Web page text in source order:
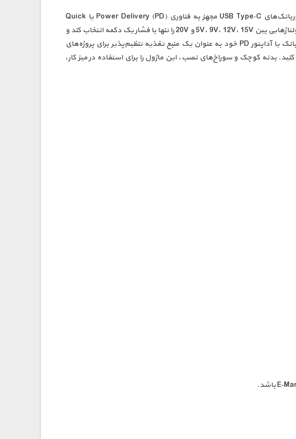
ماژول PD/QC Decoy Trigger یک ابزار کاربردی برای استخراج ولتاژهای مختلف از شارژرها و پاوربانک‌های USB Type‑C مجهز به فناوری Power Delivery (PD) یا Quick
Charge (QC) است. این ماژول با پورت ورودی USB Type‑C و پورت خروجی USB-A، قادر است ولتاژهایی بین 5V، 9V، 12V، 15V و 20V را تنها با فشار یک دکمه انتخاب کند و
خروجی حداکثر 5A یا 100W را تامین کند. این ویژگی باعث می‌شود بتوانید از شارژر لپ‌تاپ، پاوربانک یا آداپتور PD خود به عنوان یک منبع تغذیه تنظیم‌پذیر برای پروژه‌های
بدنه کوچک و سوراخ‌های نصب، این ماژول را برای استفاده در میز کار،